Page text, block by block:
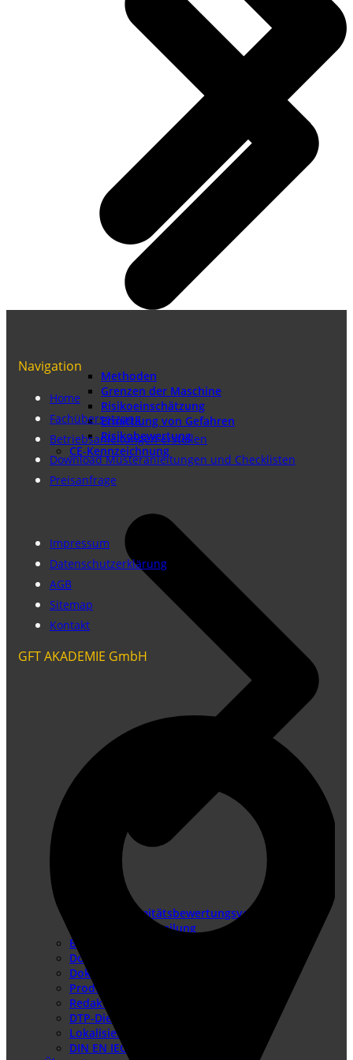
Methoden
Grenzen der Maschine
Risikoeinschätzung
Ermittlung von Gefahren
Risikobewertung
CE-Kennzeichnung
Konformitätsbewertungsverfahren
Risikobeurteilung
Betriebsanleitung erstellen
Doku-Check
Dokumentationsüberarbeitung
Produkthaftung USA
Redaktionssysteme
DTP-Dienste
Lokalisierung
DIN EN IEC/IEEE 82079-1
Navigation
Home
Fachübersetzung
Betriebsanleitungen erstellen
Download Musteranleitungen und Checklisten
Preisanfrage
Impressum
Datenschutzerklärung
AGB
Sitemap
Kontakt
GFT AKADEMIE GmbH